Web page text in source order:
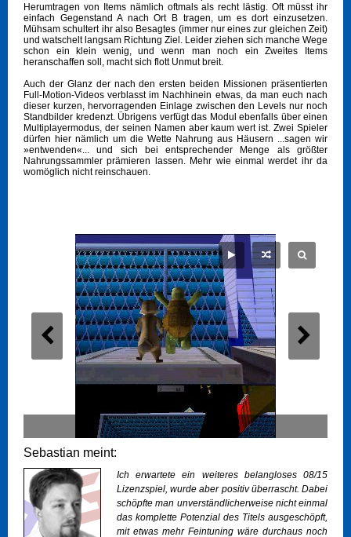
Herumtragen von Items nämlich oftmals als recht lästig. Oft müsst ihr
einfach Gegenstand A nach Ort B tragen, um es dort einzusetzen.
Mühsam schultert ihr also Besagtes (immer nur eines zur gleichen Zeit)
und watschelt langsam Richtung Ziel. Leider ziehen sich manche Wege
schon ein klein wenig, und wenn man noch ein Zweites Items
heranschaffen soll, macht sich flott Unmut breit.
Auch der Glanz der nach den ersten beiden Missionen präsentierten
Full-Motion-Videos verblasst im Nachhinein etwas, da man euch nach
dieser kurzen, hervorragenden Einlage zwischen den Levels nur noch
Standbilder kredenzt. Übrigens verfügt das Modul ebenfalls über einen
Multiplayermodus, der seinen Namen aber kaum wert ist. Zwei Spieler
dürfen hier nämlich um die Wette Nahrung aus Häusern ...sagen wir
»entwenden«... und sich bei entsprechender Menge als größter
Nahrungssammler prämieren lassen. Mehr wie einmal werdet ihr da
womöglich nicht reinschauen.
Sebastian meint:
Ich erwartete ein weiteres belangloses 08/15
Lizenzspiel, wurde aber positiv überrascht. Dabei
schöpfte man unverständlicherweise nicht einmal
das komplette Potenzial des Titels ausgeschöpft,
mit etwas mehr Feintuning wäre durchaus noch